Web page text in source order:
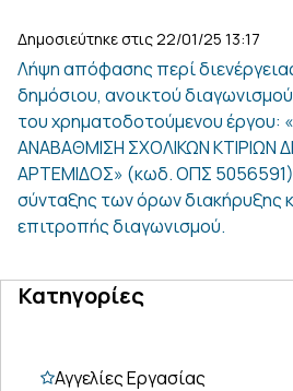
Δημοσιεύτηκε στις 22/01/25 13:17
Λήψη απόφασης περί
δημόσιου, ανοικτού
του χρηματοδοτούμενου έργου:
ΑΝΑΒΑΘΜΙΣΗ ΣΧΟΛΙΚΩΝ ΚΤΙΡΙΩΝ
ΑΡΤΕΜΙΔΟΣ» (κωδ. ΟΠΣ
σύνταξης των όρων διακήρυξης
επιτροπής διαγωνισμού.
Κατηγορίες
Αγγελίες Εργασίας